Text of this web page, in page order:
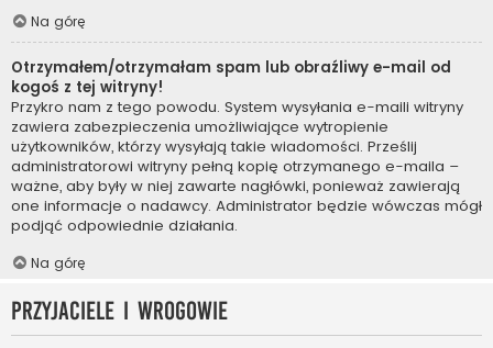
Na górę
Otrzymałem/otrzymałam spam lub obraźliwy e-mail od
kogoś z tej witryny!
Przykro nam z tego powodu. System wysyłania e-maili witryny
zawiera zabezpieczenia umożliwiające wytropienie
użytkowników, którzy wysyłają takie wiadomości. Prześlij
administratorowi witryny pełną kopię otrzymanego e-maila –
ważne, aby były w niej zawarte nagłówki, ponieważ zawierają
one informacje o nadawcy. Administrator będzie wówczas mógł
podjąć odpowiednie działania.
Na górę
Przyjaciele i wrogowie